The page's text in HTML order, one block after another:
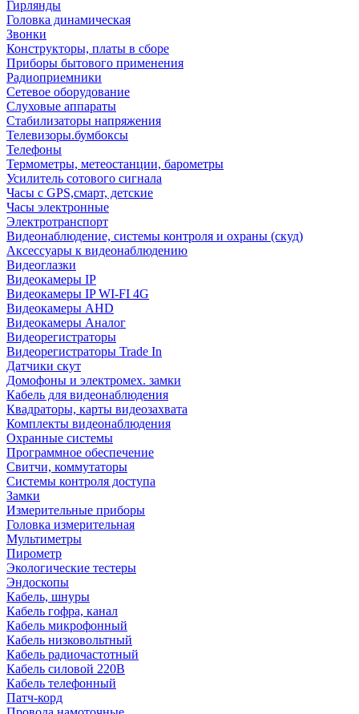
Гирлянды
Головка динамическая
Звонки
Конструкторы, платы в сборе
Приборы бытового применения
Радиоприемники
Сетевое оборудование
Слуховые аппараты
Стабилизаторы напряжения
Телевизоры.бумбоксы
Телефоны
Термометры, метеостанции, барометры
Усилитель сотового сигнала
Часы с GPS,смарт, детские
Часы электронные
Электротранспорт
Видеонаблюдение, системы контроля и охраны (скуд)
Аксессуары к видеонаблюдению
Видеоглазки
Видеокамеры IP
Видеокамеры IP WI-FI 4G
Видеокамеры AHD
Видеокамеры Аналог
Видеорегистраторы
Видеорегистраторы Trade In
Датчики скут
Домофоны и электромех. замки
Кабель для видеонаблюдения
Квадраторы, карты видеозахвата
Комплекты видеонаблюдения
Охранные системы
Программное обеспечение
Свитчи, коммутаторы
Системы контроля доступа
Замки
Измерительные приборы
Головка измерительная
Мультиметры
Пирометр
Экологические тестеры
Эндоскопы
Кабель, шнуры
Кабель гофра, канал
Кабель микрофонный
Кабель низковольтный
Кабель радиочастотный
Кабель силовой 220В
Кабель телефонный
Патч-корд